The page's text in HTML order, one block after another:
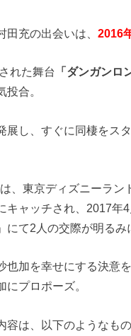
田充の出会いは、2016
れた舞台 「ダンガンロ
投合。
展し、すぐに同棲をス
、東京ディズニーラン
キャッチされ、2017年
にて2人の交際が明るみ
也加を幸せにする決意
にプロポーズ。
容は、以下のようなも